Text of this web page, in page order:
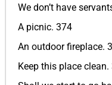
We don’t have
A picnic. 374
An outdoor fireplace.
Keep this place clean.